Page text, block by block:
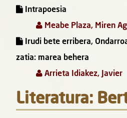
Intrapoesia
Meabe Plaza, Miren
Irudi bete erribera,
zatia: marea behera
Arrieta Idiakez, Javier
Literatura: